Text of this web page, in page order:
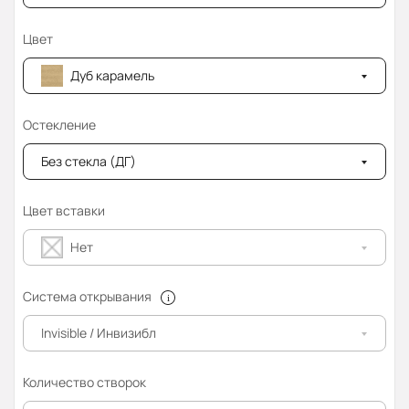
Цвет
Дуб карамель
Остекление
Без стекла (ДГ)
Цвет вставки
Нет
Система открывания
Invisible / Инвизибл
Количество створок